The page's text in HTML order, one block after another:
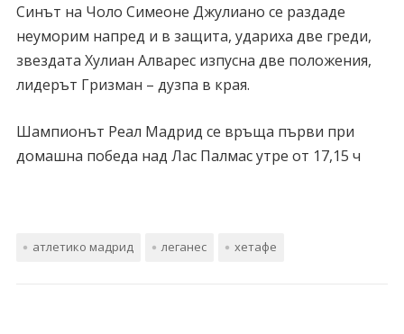
Синът на Чоло Симеоне Джулиано се раздаде
неуморим напред и в защита, удариха две греди,
звездата Хулиан Алварес изпусна две положения,
лидерът Гризман – дузпа в края.
Шампионът Реал Мадрид се връща първи при
домашна победа над Лас Палмас утре от 17,15 ч
атлетико мадрид леганес хетафе